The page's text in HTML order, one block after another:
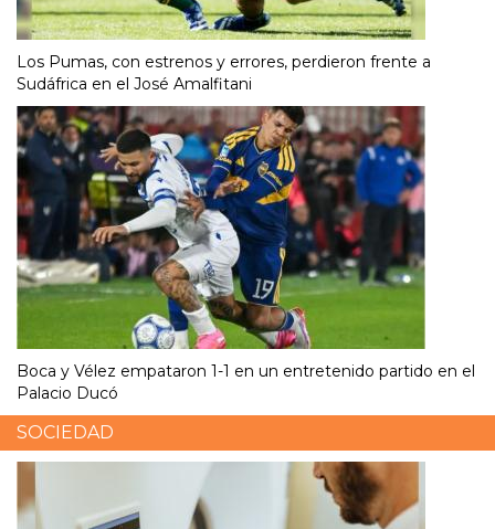
Los Pumas, con estrenos y errores, perdieron frente a
Sudáfrica en el José Amalfitani
Boca y Vélez empataron 1-1 en un entretenido partido en el
Palacio Ducó
SOCIEDAD